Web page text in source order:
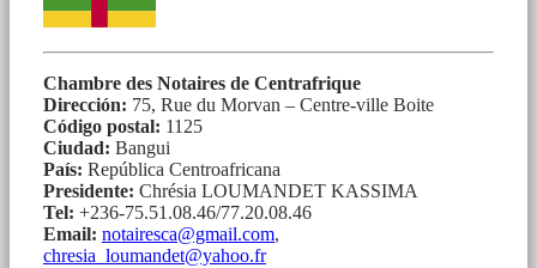
Chambre des Notaires de Centrafrique
Dirección: 75, Rue du Morvan – Centre-ville Boite
Código postal: 1125
Ciudad: Bangui
País: República Centroafricana
Presidente: Chrésia LOUMANDET KASSIMA
Tel: +236-75.51.08.46/77.20.08.46
Email: notairesca@gmail.com,
chresia_loumandet@yahoo.fr